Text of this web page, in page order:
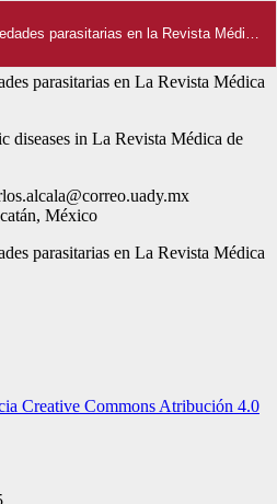
Medicina tropical y enfermedades parasitarias en la Revista Médica de Yucatán, 1906-1915